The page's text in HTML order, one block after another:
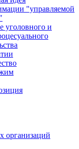
"управляемой
уголовного и
организаций